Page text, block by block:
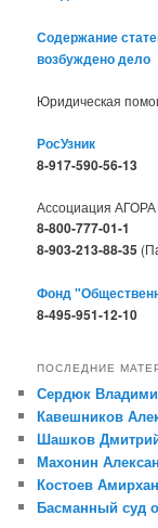
Содержание
возбуждено дело
Юридическая
РосУзник
8-917-590-56-13
Ассоциация АГОРА
8-800-777-01-1
8-903-213-88-35
Фонд
8-495-951-12-10
ПОСЛЕДНИЕ
Сердюк
Кавешников
Шашков
Махонин
Костоев Амирхан
Басманный суд